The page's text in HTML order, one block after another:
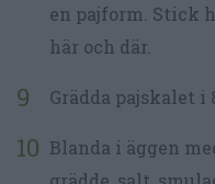
en pajform. Stick
här och där.
Grädda pajskalet
Blanda i äggen